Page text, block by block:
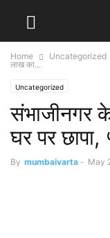
Home Uncategorized
लाख का...
Uncategorized
संभाजीनगर
घर पर
By mumbaivarta - May